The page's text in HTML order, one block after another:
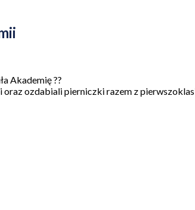
Akademię ??
ozdabiali pierniczki razem z